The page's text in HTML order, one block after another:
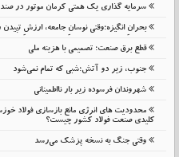
سرمایه گذاری یک همتی کرمان موتور در
بحرانِ انگیزه؛وقتی نوسانِ جامعه، ارزشِ تپیدن
قطع برق صنعت؛ تصمیمی با هزینه ملی
جنوب، زیر دو آتش؛شبی که تمام نمی‌شود
شهروندان فرسوده زیر بار نااطمینانی
محدودیت های انرژی مانع بازسازی فولاد
کلیدی صنعت فولاد کشور چیست؟
وقتی جنگ به نسخه پزشک می‌رسد